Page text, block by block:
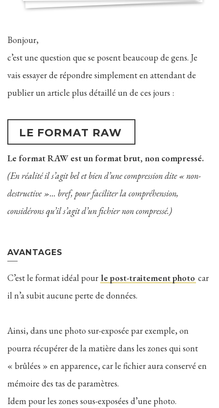
Bonjour,
c’est une question que se posent beaucoup de gens. Je
vais essayer de répondre simplement en attendant de
publier un article plus détaillé un de ces jours :
LE FORMAT RAW
Le format RAW est un format brut, non compressé.
(En réalité il s’agit bel et bien d’une compression dite « non-
destructive »… bref, pour faciliter la compréhension,
considérons qu’il s’agit d’un fichier non compressé.)
AVANTAGES
C’est le format idéal pour le post-traitement photo car
il n’a subit aucune perte de données.
Ainsi, dans une photo sur-exposée par exemple, on
pourra récupérer de la matière dans les zones qui sont
« brûlées » en apparence, car le fichier aura conservé en
mémoire des tas de paramètres.
Idem pour les zones sous-exposées d’une photo.